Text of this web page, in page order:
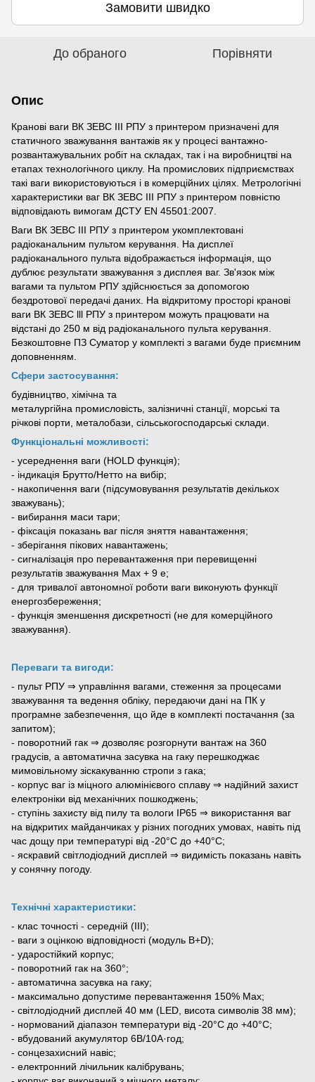
Замовити швидко
До обраного Порівняти
Опис
Кранові ваги ВК ЗЕВС IІI РПУ з принтером призначені для
статичного зважування вантажів як у процесі вантажно-
розвантажувальних робіт на складах, так і на виробництві на
етапах технологічного циклу. На промислових підприємствах
такі ваги використовуються і в комерційних цілях. Метрологічні
характеристики ваг ВК ЗЕВС ІІІ РПУ з принтером повністю
відповідають вимогам ДСТУ EN 45501:2007.
Ваги ВК ЗЕВС III РПУ з принтером укомплектовані
радіоканальним пультом керування. На дисплеї
радіоканального пульта відображається інформація, що
дублює результати зважування з дисплея ваг. Зв'язок між
вагами та пультом РПУ здійснюється за допомогою
бездротової передачі даних. На відкритому просторі кранові
ваги ВК ЗЕВС lll РПУ з принтером можуть працювати на
відстані до 250 м від радіоканального пульта керування.
Безкоштовне ПЗ Суматор у комплекті з вагами буде приємним
доповненням.
Сфери застосування:
будівництво, хімічна та
металургійна промисловість, залізничні станції, морські та
річкові порти, металобази, сільськогосподарські склади.
Функціональні можливості:
- усереднення ваги (HOLD функція);
- індикація Брутто/Нетто на вибір;
- накопичення ваги (підсумовування результатів декількох
зважувань);
- вибирання маси тари;
- фіксація показань ваг після зняття навантаження;
- зберігання пікових навантажень;
- сигналізація про перевантаження при перевищенні
результатів зважування Мах + 9 е;
- для тривалої автономної роботи ваги виконують функції
енергозбереження;
- функція зменшення дискретності (не для комерційного
зважування).
Переваги та вигоди:
- пульт РПУ ⇒ управління вагами, стеження за процесами
зважування та ведення обліку, передаючи дані на ПК у
програмне забезпечення, що йде в комплекті постачання (за
запитом);
- поворотний гак ⇒ дозволяє розгорнути вантаж на 360
градусів, а автоматична засувка на гаку перешкоджає
мимовільному зіскакуванню стропи з гака;
- корпус ваг із міцного алюмінієвого сплаву ⇒ надійний захист
електроніки від механічних пошкоджень;
- ступінь захисту від пилу та вологи IP65 ⇒ використання ваг
на відкритих майданчиках у різних погодних умовах, навіть під
час дощу при температурі від -20°С до +40°С;
- яскравий світлодіодний дисплей ⇒ видимість показань навіть
у сонячну погоду.
Технічні характеристики:
- клас точності - середній (III);
- ваги з оцінкою відповідності (модуль B+D);
- ударостійкий корпус;
- поворотний гак на 360°;
- автоматична засувка на гаку;
- максимально допустиме перевантаження 150% Мах;
- світлодіодний дисплей 40 мм (LED, висота символів 38 мм);
- нормований діапазон температури від -20°С до +40°С;
- вбудований акумулятор 6В/10А·год;
- сонцезахисний навіс;
- електронний лічильник калібрувань;